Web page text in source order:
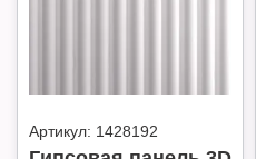
Артикул: 1428192